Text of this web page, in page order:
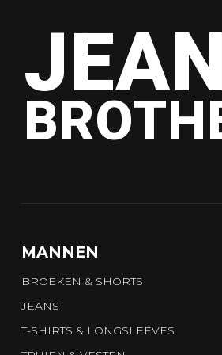
MANNEN
BROEKEN & SHORTS
JEANS
T-SHIRTS & LONGSLEEVES